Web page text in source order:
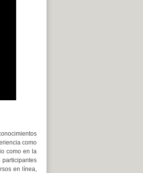
como
como en la
en línea,